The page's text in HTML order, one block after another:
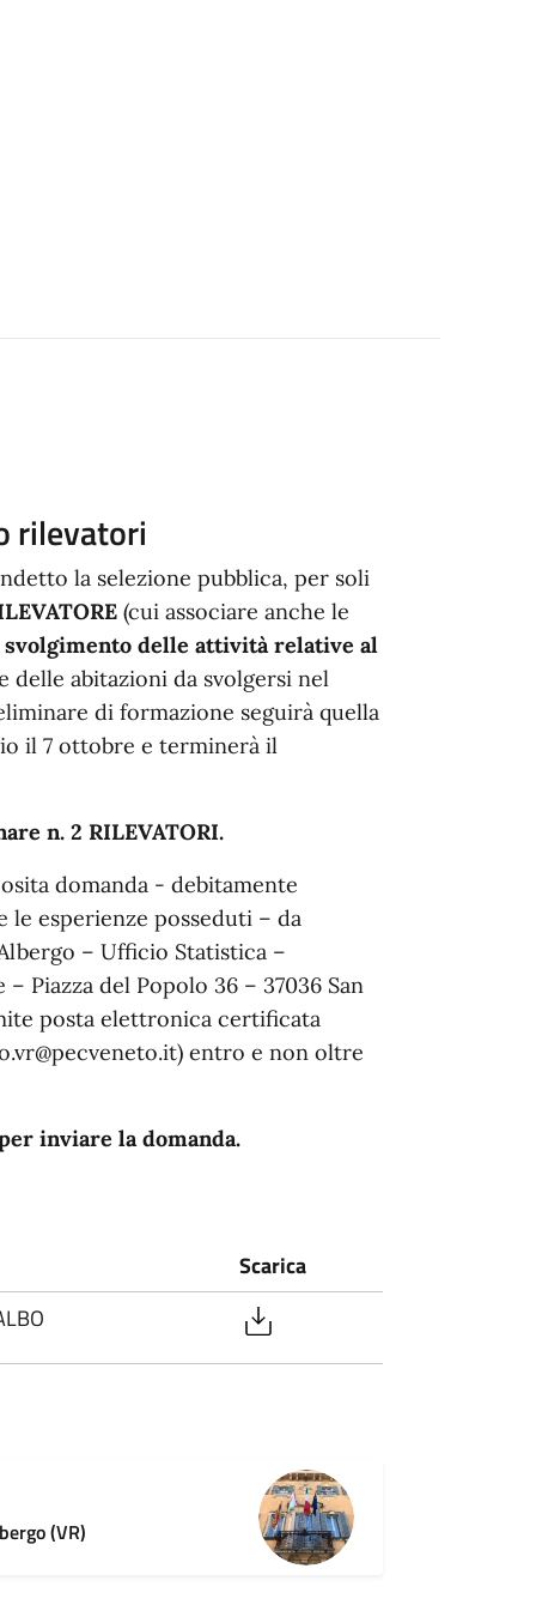
rilevatori
la selezione pubblica, per soli
(cui associare anche le
delle attività relative al
abitazioni da svolgersi nel
di formazione seguirà quella
il 7 ottobre e terminerà il
n. 2 RILEVATORI.
domanda - debitamente
esperienze posseduti – da
– Ufficio Statistica –
Piazza del Popolo 36 – 37036 San
posta elettronica certificata
entro e non oltre
inviare la domanda.
Scarica
(VR)